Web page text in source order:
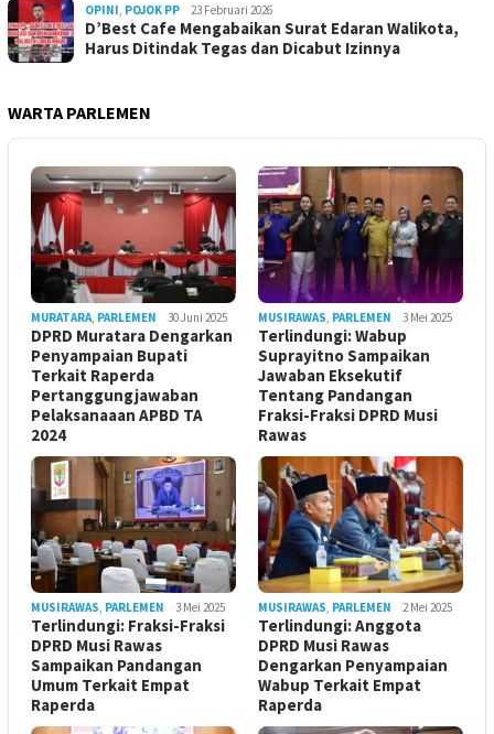
OPINI POJOK PP 23 Februari 2026
D’Best Cafe Mengabaikan Surat Edaran Walikota,
Harus Ditindak Tegas dan Dicabut Izinnya
WARTA PARLEMEN
MURATARA PARLEMEN 30 Juni 2025
DPRD Muratara Dengarkan
Penyampaian Bupati
Terkait Raperda
Pertanggungjawaban
Pelaksanaaan APBD TA
2024
MUSIRAWAS PARLEMEN 3 Mei 2025
Terlindungi: Wabup
Suprayitno Sampaikan
Jawaban Eksekutif
Tentang Pandangan
Fraksi-Fraksi DPRD Musi
Rawas
MUSIRAWAS PARLEMEN 3 Mei 2025
Terlindungi: Fraksi-Fraksi
DPRD Musi Rawas
Sampaikan Pandangan
Umum Terkait Empat
Raperda
MUSIRAWAS PARLEMEN 2 Mei 2025
Terlindungi: Anggota
DPRD Musi Rawas
Dengarkan Penyampaian
Wabup Terkait Empat
Raperda